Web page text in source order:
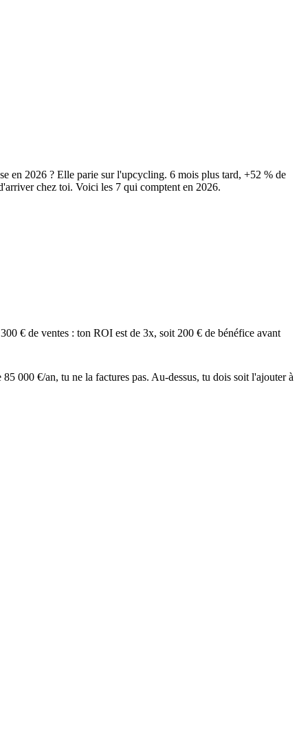
en 2026 ? Elle parie sur l'upcycling. 6 mois plus tard, +52 % de
chez toi. Voici les 7 qui comptent en 2026.
€ de ventes : ton ROI est de 3x, soit 200 € de bénéfice avant
000 €/an, tu ne la factures pas. Au-dessus, tu dois soit l'ajouter à